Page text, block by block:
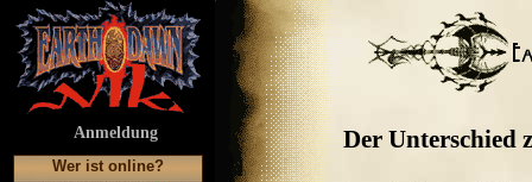
Anmeldung
Wer ist online?
Der Unterschied